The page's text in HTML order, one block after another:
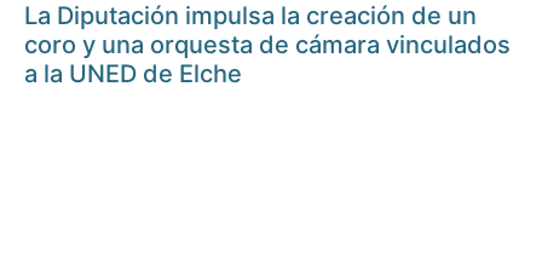
La Diputación impulsa la creación de un
coro y una orquesta de cámara vinculados
a la UNED de Elche